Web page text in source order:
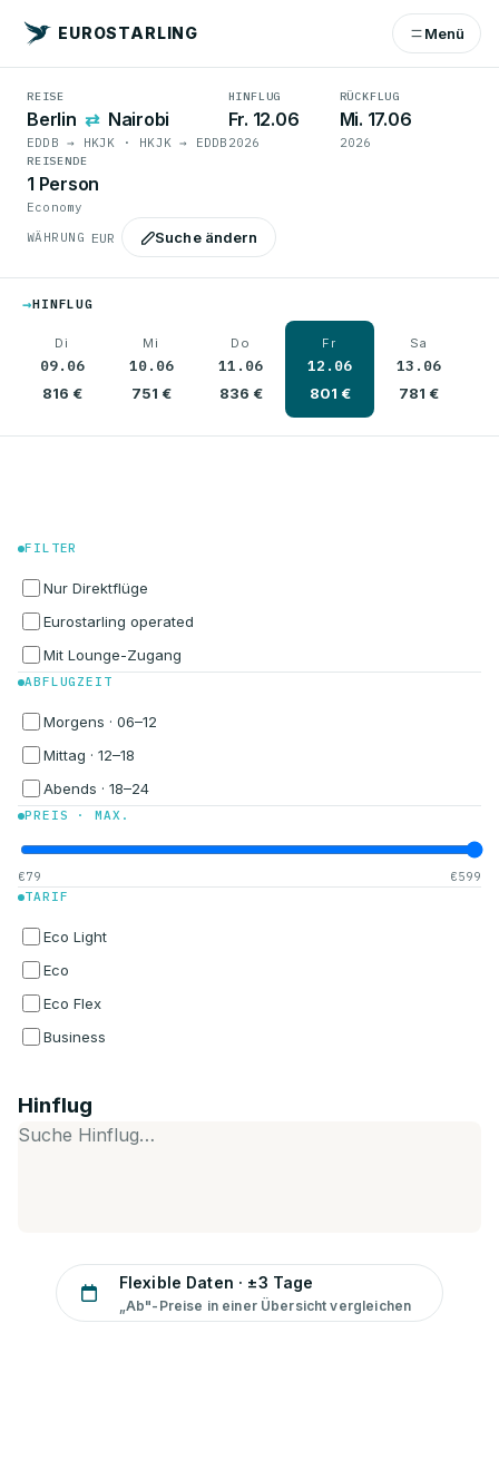
EUROSTARLING Menü
REISE
Berlin ⇄ Nairobi
EDDB → HKJK · HKJK → EDDB
HINFLUG
Fr. 12.06
2026
RÜCKFLUG
Mi. 17.06
2026
REISENDE
1 Person
Economy
WÄHRUNG
Suche ändern
→HINFLUG
Di
09.06
816 €
Mi
10.06
751 €
Do
11.06
836 €
Fr
12.06
801 €
Sa
13.06
781 €
FILTER
Nur Direktflüge
Eurostarling operated
Mit Lounge-Zugang
ABFLUGZEIT
Morgens · 06–12
Mittag · 12–18
Abends · 18–24
PREIS · MAX.
€79
€599
TARIF
Eco Light
Eco
Eco Flex
Business
Hinflug
Suche Hinflug…
Flexible Daten · ±3 Tage
„Ab"-Preise in einer Übersicht vergleichen